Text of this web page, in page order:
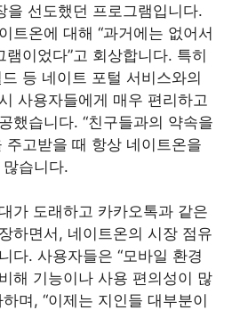
을 선도했던 프로그램입니다.
트온에 대해 “과거에는 없어서
이었다”고 회상합니다. 특히
등 네이트 포털 서비스와의
사용자들에게 매우 편리하고
했습니다. “친구들과의 약속을
주고받을 때 항상 네이트온을
습니다.
가 도래하고 카카오톡과 같은
하면서, 네이트온의 시장 점유
다. 사용자들은 “모바일 환경
해 기능이나 사용 편의성이 많
며, “이제는 지인들 대부분이